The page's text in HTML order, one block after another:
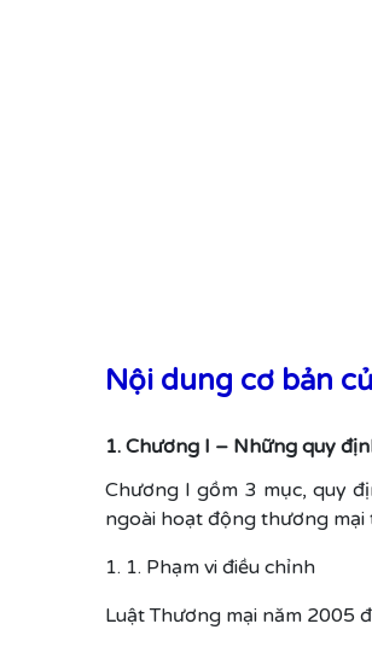
Nội dung cơ bản
1. Chương I – Những quy
Chương I gồm 3 mục, quy
ngoài hoạt động thương mại
1. 1. Phạm vi điều chỉnh
Luật Thương mại năm 2005